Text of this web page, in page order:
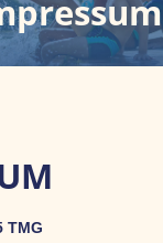
TMG